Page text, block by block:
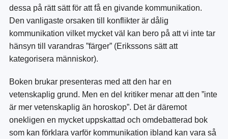
dessa på rätt sätt för att få en givande kommunikation.
Den vanligaste orsaken till konflikter är dålig
kommunikation vilket mycket väl kan bero på att vi inte tar
hänsyn till varandras ”färger” (Erikssons sätt att
kategorisera människor).
Boken brukar presenteras med att den har en
vetenskaplig grund. Men en del kritiker menar att den ”inte
är mer vetenskaplig än horoskop”. Det är däremot
onekligen en mycket uppskattad och omdebatterad bok
som kan förklara varför kommunikation ibland kan vara så